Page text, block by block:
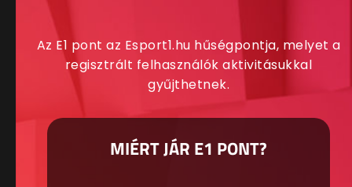
Az E1 pont az Esport1.hu hűségpontja, melyet a
regisztrált felhasználók aktivitásukkal
gyűjthetnek.
MIÉRT JÁR E1 PONT?